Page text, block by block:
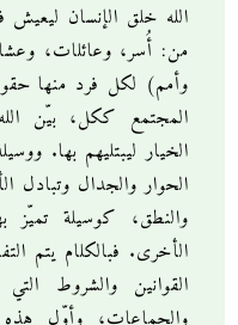
الله خلق الإنسان
من: أُسر، وعائلات،
وأمم) لكل فرد منها
المجتمع ككل، بيّن
الخيار ليبتليهم بها.
الحوار والجدال وتبادل
والنطق، كوسيلة تميّز
الأخرى. فبالكلام يتم
القوانين والشروط